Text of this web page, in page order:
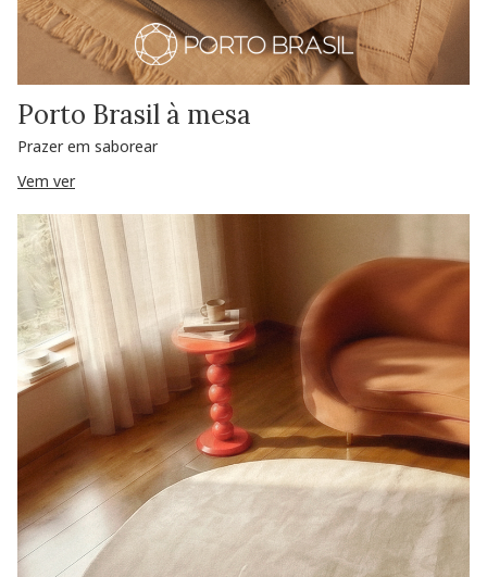
Porto Brasil à mesa
Prazer em saborear
Vem ver